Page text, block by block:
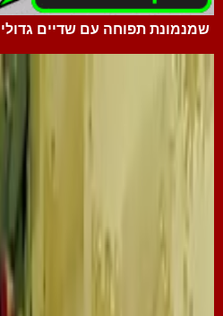
שמנמונת תפוחה עם שדיים